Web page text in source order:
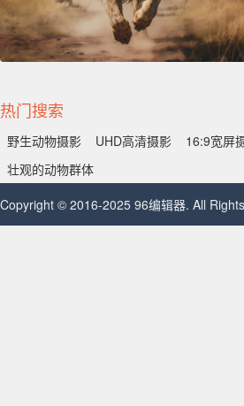
热门搜索
野生动物摄影 UHD高清摄影 16:9宽屏
壮观的动物群体
Copyright © 2016-2025 96编辑器. All